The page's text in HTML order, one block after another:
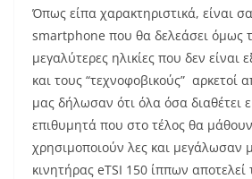
Όπως είπα χαρακτηριστικά, είναι
smartphone που θα δελεάσει όμως
μεγαλύτερες ηλικίες που δεν είναι
και τους “τεχνοφοβικούς” αρκετοί
μας δήλωσαν ότι όλα όσα διαθέτει
επιθυμητά που στο τέλος θα
χρησιμοποιούν λες και μεγάλωσαν
κινητήρας eTSI 150 ίππων αποτελεί